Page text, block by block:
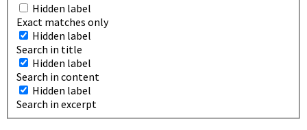
Hidden label
Exact matches only
Hidden label
Search in title
Hidden label
Search in content
Hidden label
Search in excerpt